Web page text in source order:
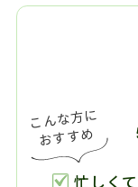
忙しく